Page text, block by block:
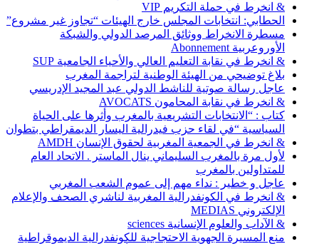
& انخرط في حملة التكريم VIP
الحطابي: انتخابات المجلس خارج الهيئات “تجاوز غير مشروع”
مسطرة الانخراط ووثائق المرصد الدولي والشبكة
الأوروعربية Abonnement
& انخرط في نقابة التعليم العالي والأحياء الجامعية SUP
بلاغ توضيحي من الهيئة الوطنية لتراجمة المغرب
عاجل رسالة صوتية للناشط الدولي عبد المجيد الإدريسي
& انخرط في نقابة المحامون AVOCATS
كتاب : “الانتخابات التشريعية بالمغرب وأثرها على الحياة
السياسية “في لقاء حزب فيدرالية اليسار الديمقراطي بتطوان
& انخرط في الجمعية المغربية لحقوق الإنسان AMDH
لأول مرة بالمغرب السليماني ينال الماستر . الاتحاد العام
للمتداولين بالمغرب
عاجل و خطير : نداء مهم إلى عموم الشعب المغربي
& انخرط في الكونفدرالية المغربية لناشري الصحف والإعلام
الإلكتروني MEDIAS
& الآداب والعلوم الإنسانية sciences
منع المسيرة الجهوية الاحتجاجية للكونفدرالية الديموقراطية